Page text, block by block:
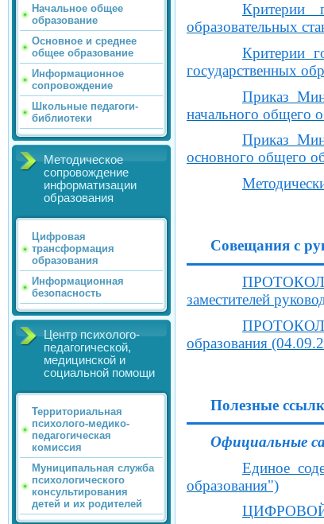
Начальное общее
образование
Основное и среднее
общее образование
Информационное
сопровождение
Школьные педагоги-
библиотеки
Методическое
сопровождение
информатизации
образования
Цифровая
трансформация
образования
Информационная
безопасность
Центр психолого-
педагогической,
медицинской и
социальной помощи
Территориальная
психолого-медико-
педагогическая
комиссия
Муниципальная служба
психологического
консультирования
детей и их родителей
Критерии
образовательных
Критерии
государственных
Приказ
начального общего
Приказ
основного общего
Совещания с
ПРОТОКОЛ
заместителей
ПРОТОКОЛ №
образования
Полезные
Официальные
Единое
образования")
ЦИФРОВОЙ